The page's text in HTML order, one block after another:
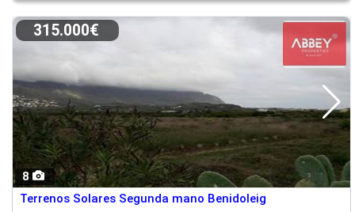
8
315.000€
Terrenos Solares Segunda mano Benidoleig